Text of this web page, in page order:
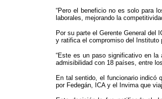
“Pero el beneficio no es solo para
laborales, mejorando la
Por su parte el Gerente General del
y ratifica el compromiso del Instituto
“Este es un paso significativo en
admisibilidad con 18 países, entre
En tal sentido, el funcionario indicó
por Fedegán, ICA y el Invima que